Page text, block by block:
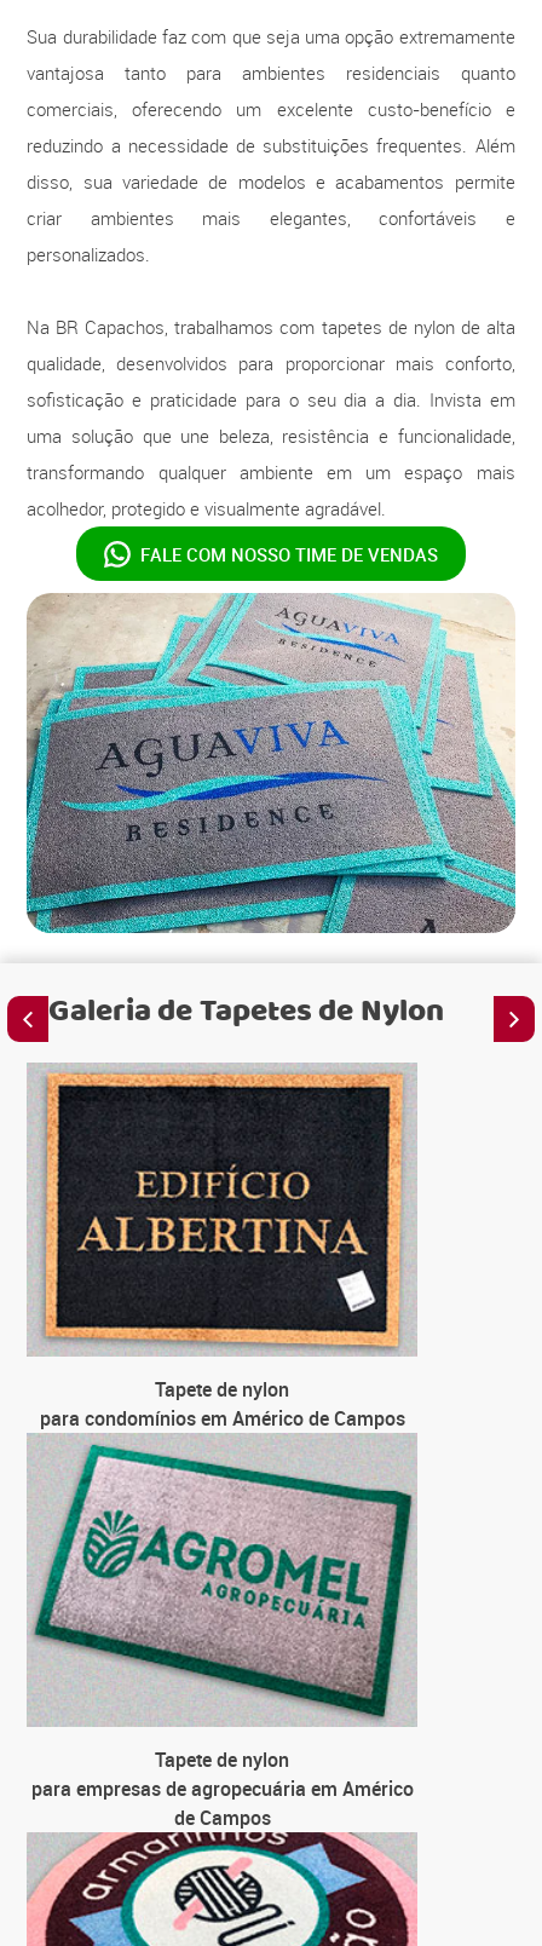
Sua durabilidade faz com que seja uma opção extremamente
vantajosa tanto para ambientes residenciais quanto
comerciais, oferecendo um excelente custo-benefício e
reduzindo a necessidade de substituições frequentes. Além
disso, sua variedade de modelos e acabamentos permite
criar ambientes mais elegantes, confortáveis e
personalizados.
Na BR Capachos, trabalhamos com tapetes de nylon de alta
qualidade, desenvolvidos para proporcionar mais conforto,
sofisticação e praticidade para o seu dia a dia. Invista em
uma solução que une beleza, resistência e funcionalidade,
transformando qualquer ambiente em um espaço mais
acolhedor, protegido e visualmente agradável.
FALE COM NOSSO TIME DE VENDAS
Galeria deTapetes de Nylon
Tapete de nylon
para condomínios em Américo de Campos
Tapete de nylon
para empresas de agropecuária em Américo
de Campos